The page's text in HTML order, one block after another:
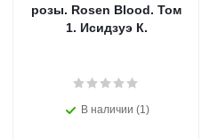
розы. Rosen Blood. Том
1. Исидзуэ К.
В наличии (1)